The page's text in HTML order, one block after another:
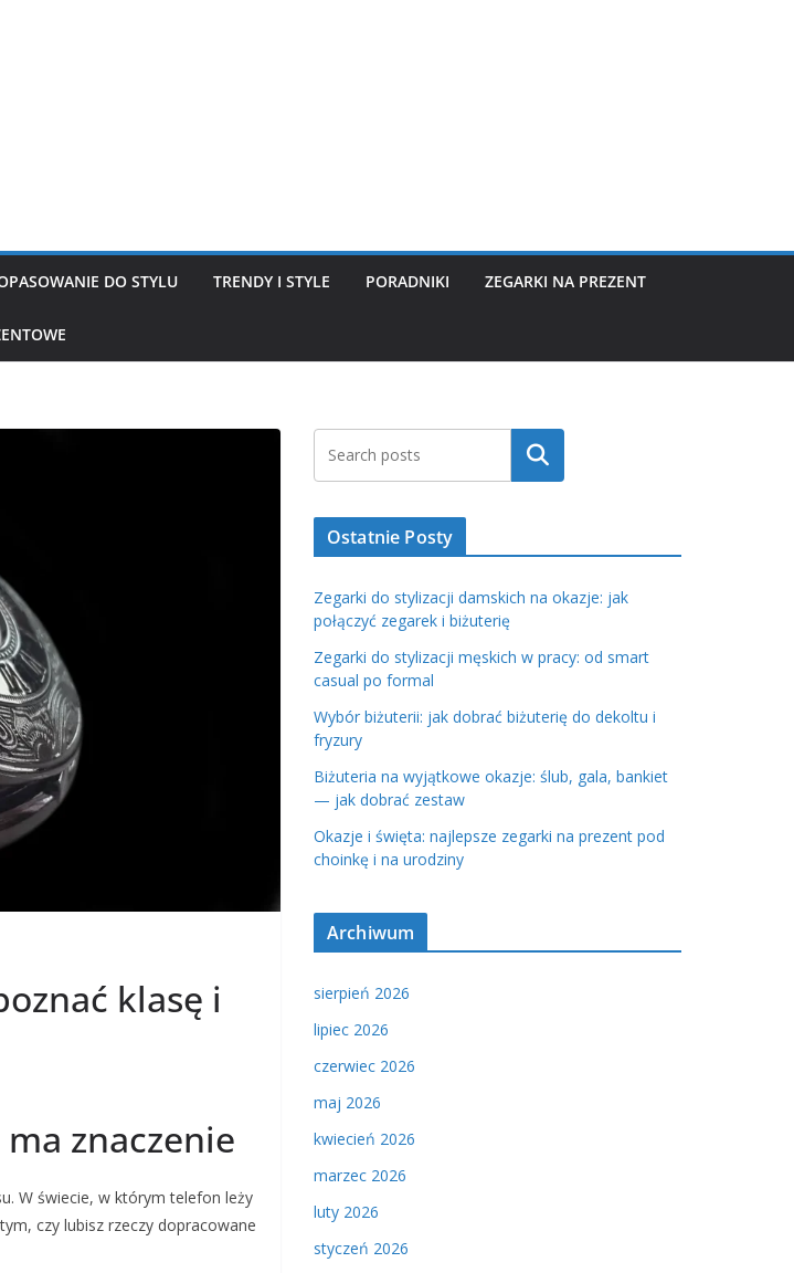
DO STYLU TRENDY I STYLE PORADNIKI ZEGARKI NA PREZENT
klasę i
znaczenie
W świecie, w którym telefon leży
czy lubisz rzeczy dopracowane
Szukaj
Ostatnie Posty
Zegarki do stylizacji damskich na okazje: jak
połączyć zegarek i biżuterię
Zegarki do stylizacji męskich w pracy: od smart
casual po formal
Wybór biżuterii: jak dobrać biżuterię do dekoltu i
fryzury
Biżuteria na wyjątkowe okazje: ślub, gala, bankiet
— jak dobrać zestaw
Okazje i święta: najlepsze zegarki na prezent pod
choinkę i na urodziny
Archiwum
sierpień 2026
lipiec 2026
czerwiec 2026
maj 2026
kwiecień 2026
marzec 2026
luty 2026
styczeń 2026